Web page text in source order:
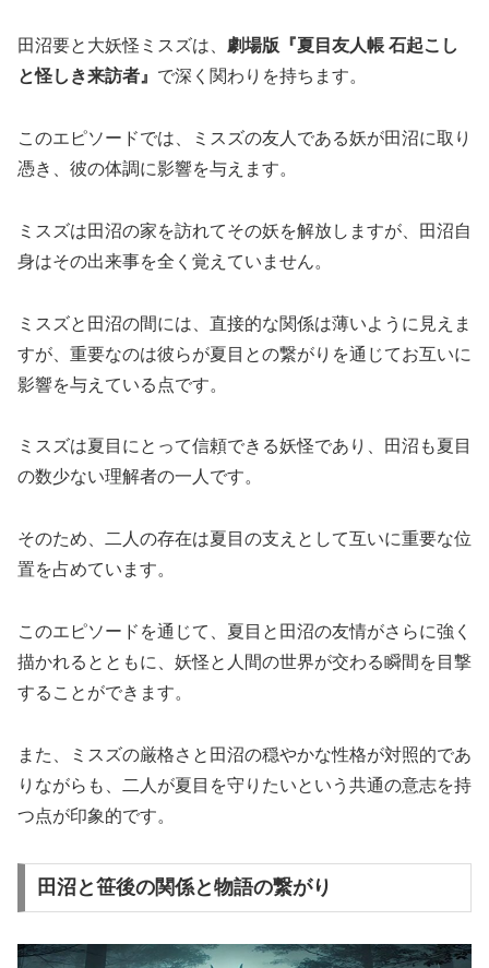
田沼要と大妖怪ミスズは、 劇場版『夏目友人帳 石起こし
と怪しき来訪者』 で深く関わりを持ちます。
このエピソードでは、ミスズの友人である妖が田沼に取り
憑き、彼の体調に影響を与えます。
ミスズは田沼の家を訪れてその妖を解放しますが、田沼自
身はその出来事を全く覚えていません。
ミスズと田沼の間には、直接的な関係は薄いように見えま
すが、重要なのは彼らが夏目との繋がりを通じてお互いに
影響を与えている点です。
ミスズは夏目にとって信頼できる妖怪であり、田沼も夏目
の数少ない理解者の一人です。
そのため、二人の存在は夏目の支えとして互いに重要な位
置を占めています。
このエピソードを通じて、夏目と田沼の友情がさらに強く
描かれるとともに、妖怪と人間の世界が交わる瞬間を目撃
することができます。
また、ミスズの厳格さと田沼の穏やかな性格が対照的であ
りながらも、二人が夏目を守りたいという共通の意志を持
つ点が印象的です。
田沼と笹後の関係と物語の繋がり